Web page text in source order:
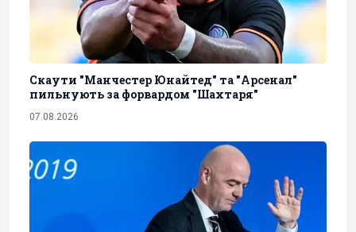
Скаути "Манчестер Юнайтед" та "Арсенал"
пильнують за форвардом "Шахтаря"
07.08.2026